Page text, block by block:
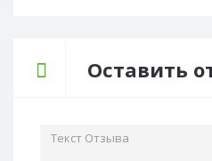
Оставить